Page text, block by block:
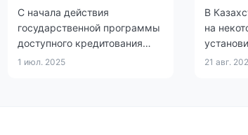
С начала действия
государственной программы
доступного кредитования
казахстанцы оформили более
1 июл. 2025
В
на
займов
21 авг.